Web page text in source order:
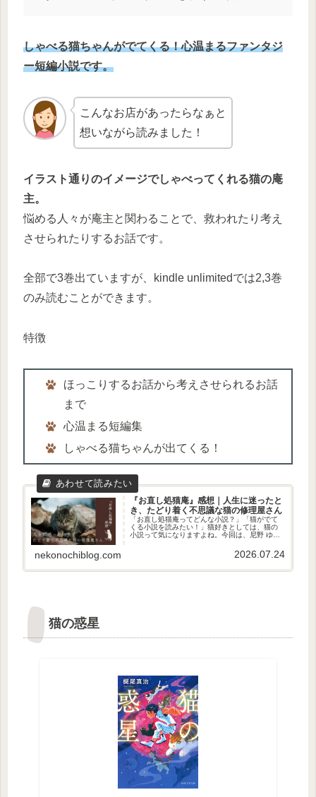
しゃべる猫ちゃんがでてくる！心温まるファンタジ
ー短編小説です。
こんなお店があったらなぁと
想いながら読みました！
イラスト通りのイメージでしゃべってくれる猫の庵
主。
悩める人々が庵主と関わることで、救われたり考え
させられたりするお話です。
全部で3巻出ていますが、kindle unlimitedでは2,3巻
のみ読むことができます。
特徴
ほっこりするお話から考えさせられるお話
まで
心温まる短編集
しゃべる猫ちゃんが出てくる！
『お直し処猫庵』感想｜人生に迷ったと
き、たどり着く不思議な猫の修理屋さん
「お直し処猫庵ってどんな小説？」「猫がでて
くる小説を読みたい！」猫好きとしては、猫の
小説って気になりますよね。今回は、尼野 ゆた
うだった？心温まるお話の短編小説でした。ま
た、個性的な庵主の猫ちゃんが...
nekonochiblog.com 2026.07.24
猫の惑星